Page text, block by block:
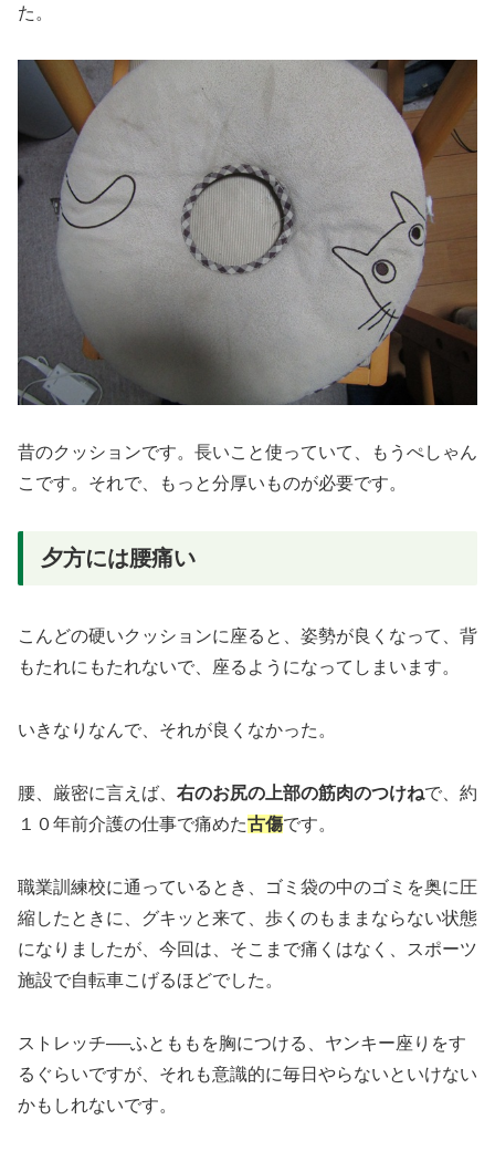
た。
昔のクッションです。長いこと使っていて、もうぺしゃん
こです。それで、もっと分厚いものが必要です。
夕方には腰痛い
こんどの硬いクッションに座ると、姿勢が良くなって、背
もたれにもたれないで、座るようになってしまいます。
いきなりなんで、それが良くなかった。
腰、厳密に言えば、 右のお尻の上部の筋肉のつけねで、約
１０年前介護の仕事で痛めた古傷です。
職業訓練校に通っているとき、ゴミ袋の中のゴミを奥に圧
縮したときに、グキッと来て、歩くのもままならない状態
になりましたが、今回は、そこまで痛くはなく、スポーツ
施設で自転車こげるほどでした。
ストレッチ──ふとももを胸につける、ヤンキー座りをす
るぐらいですが、それも意識的に毎日やらないといけない
かもしれないです。